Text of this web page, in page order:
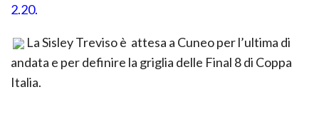
2.20.
La Sisley Treviso è attesa a Cuneo per l’ultima di
andata e per definire la griglia delle Final 8 di Coppa
Italia.